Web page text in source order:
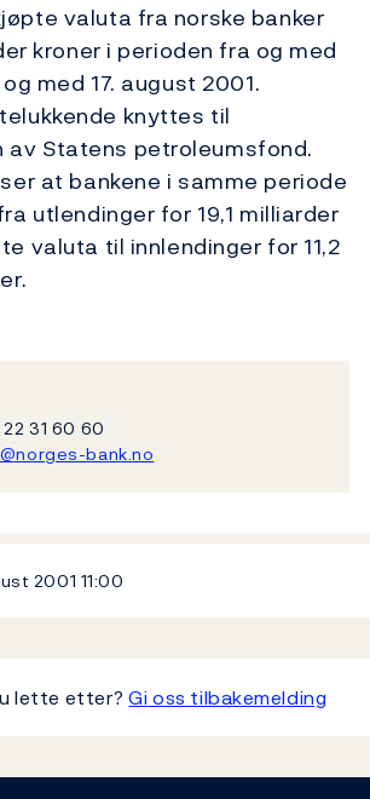
valuta fra norske banker
kroner i perioden fra og med
med 17. august 2001.
knyttes til
av Statens petroleumsfond.
at bankene i samme periode
utlendinger for 19,1 milliarder
valuta til innlendinger for 11,2
31 60 60
bank.no
2001 11:00
lette etter?Gi oss tilbakemelding